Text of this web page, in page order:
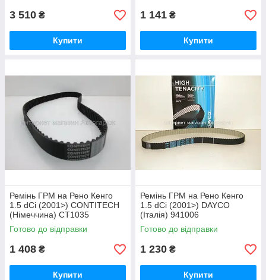
3 510 ₴
Купити
1 141 ₴
Купити
Ремінь ГРМ на Рено Кенго
1.5 dCi (2001>) CONTITECH
(Німеччина) CT1035
Готово до відправки
1 408 ₴
Купити
Ремінь ГРМ на Рено Кенго
1.5 dCi (2001>) DAYCO
(Італія) 941006
Готово до відправки
1 230 ₴
Купити